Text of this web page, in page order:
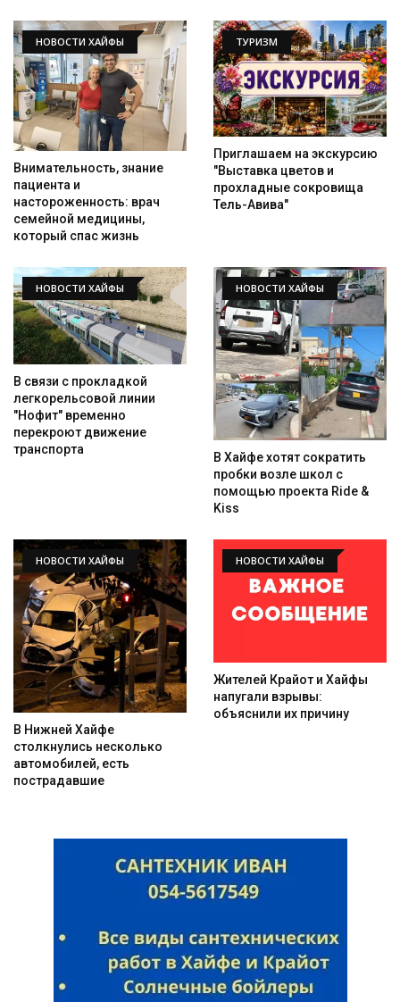
НОВОСТИ ХАЙФЫ
Внимательность, знание
пациента и
настороженность: врач
семейной медицины,
который спас жизнь
ТУРИЗМ
Приглашаем на экскурсию
"Выставка цветов и
прохладные сокровища
Тель-Авива"
НОВОСТИ ХАЙФЫ
В связи с прокладкой
легкорельсовой линии
"Нофит" временно
перекроют движение
транспорта
НОВОСТИ ХАЙФЫ
В Хайфе хотят сократить
пробки возле школ с
помощью проекта Ride &
Kiss
НОВОСТИ ХАЙФЫ
В Нижней Хайфе
столкнулись несколько
автомобилей, есть
пострадавшие
НОВОСТИ ХАЙФЫ
Жителей Крайот и Хайфы
напугали взрывы:
объяснили их причину